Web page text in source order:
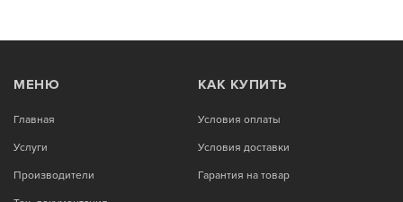
МЕНЮ
Главная
Услуги
Производители
КАК КУПИТЬ
Условия оплаты
Условия доставки
Гарантия на товар